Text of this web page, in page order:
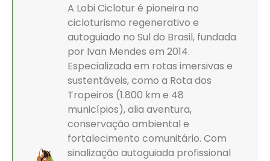
A Lobi Ciclotur é pioneira no
cicloturismo regenerativo e
autoguiado no Sul do Brasil, fundada
por Ivan Mendes em 2014.
Especializada em rotas imersivas e
sustentáveis, como a Rota dos
Tropeiros (1.800 km e 48
municípios), alia aventura,
conservação ambiental e
fortalecimento comunitário. Com
sinalização autoguiada profissional